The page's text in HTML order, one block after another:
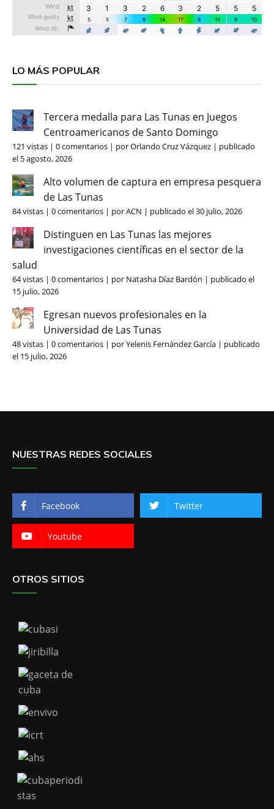
LO MÁS POPULAR
Tercera medalla para Las Tunas en Juegos
Centroamericanos de Santo Domingo
121 vistas | 0 comentarios | porOrlando Cruz Vázquez | publicado
el 5 agosto, 2026
Alto volumen de captura en empresa pesquera
de Las Tunas
84 vistas | 0 comentarios | porACN | publicado el 30 julio, 2026
Distinguen en Las Tunas las mejores
investigaciones científicas en el sector de la
salud
64 vistas | 0 comentarios | por Natasha Díaz Bardón | publicado el
15 julio, 2026
Egresan nuevos profesionales en la
Universidad de Las Tunas
48 vistas | 0 comentarios | porYelenis Fernández García | publicado
el 15 julio, 2026
NUESTRAS REDES SOCIALES
Facebook Twitter
Youtube
OTROS SITIOS